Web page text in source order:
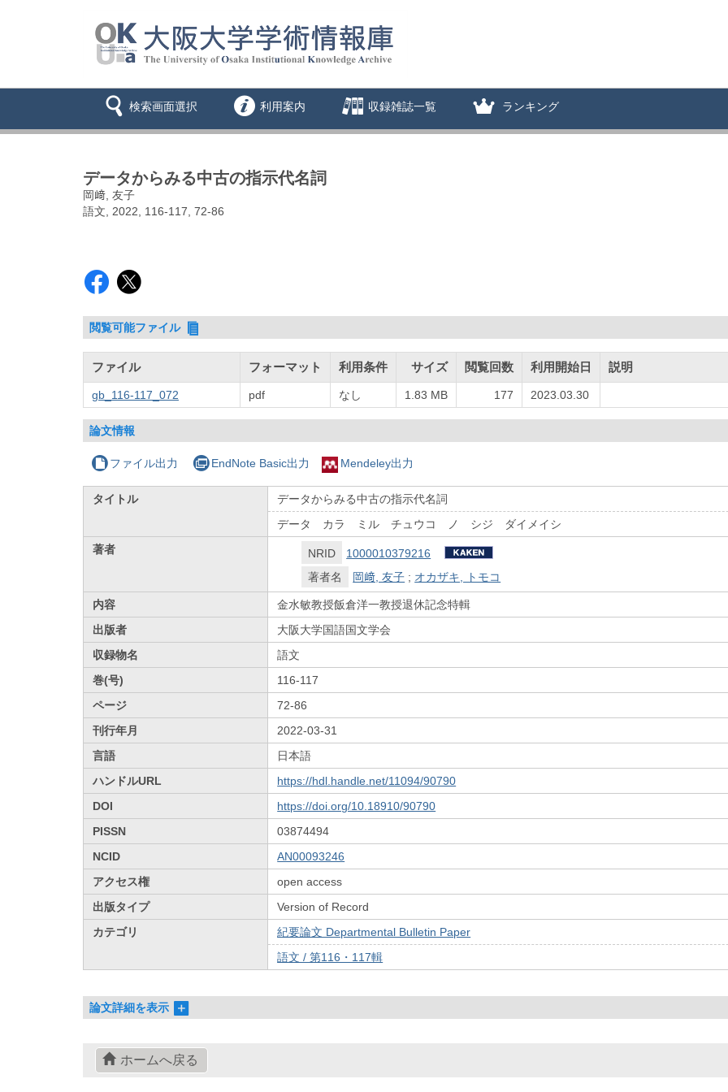
検索画面選択 利用案内 収録雑誌一覧 ランキング
データからみる中古の指示代名詞
岡﨑, 友子
語文, 2022, 116-117, 72-86
閲覧可能ファイル
ファイル フォーマット 利用条件 サイズ 閲覧回数 利用開始日 説明
gb_116-117_072 pdf なし 1.83 MB 177 2023.03.30
論文情報
ファイル出力 EndNote Basic出力 Mendeley出力
タイトル
データからみる中古の指示代名詞
データ カラ ミル チュウコ ノ シジ ダイメイシ
著者
NRID
1000010379216
著者名
岡﨑, 友子 ; オカザキ, トモコ
内容
金水敏教授飯倉洋一教授退休記念特輯
出版者
大阪大学国語国文学会
収録物名
語文
巻(号)
116-117
ページ
72-86
刊行年月
2022-03-31
言語
日本語
ハンドルURL
https://hdl.handle.net/11094/90790
DOI
https://doi.org/10.18910/90790
PISSN
03874494
NCID
AN00093246
アクセス権
open access
出版タイプ
Version of Record
カテゴリ
紀要論文 Departmental Bulletin Paper
語文 / 第116・117輯
論文詳細を表示
ホームへ戻る